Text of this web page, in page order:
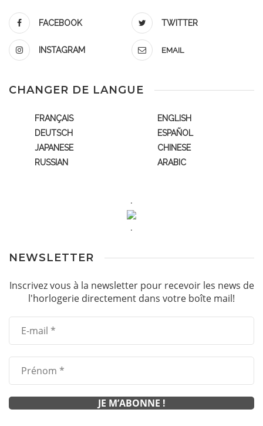
FACEBOOK TWITTER
INSTAGRAM EMAIL
CHANGER DE LANGUE
FRANÇAIS
ENGLISH
DEUTSCH
ESPAÑOL
JAPANESE
CHINESE
RUSSIAN
ARABIC
.
.
NEWSLETTER
Inscrivez vous à la newsletter pour recevoir les news de
l'horlogerie directement dans votre boîte mail!